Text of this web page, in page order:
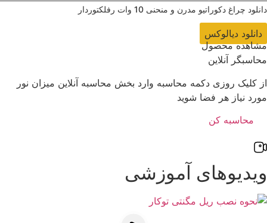
دانلود ‌چراغ دکوراتیو مدرن و منحنی 10 وات رفلکتوردار
دانلود دیالوکس
مشاهده محصول
محاسبگر آنلاین
از کلیک روزی دکمه محاسبه وارد بخش محاسبه آنلاین میزان نور
مورد نیاز هر فضا شوید
محاسبه کن
ویدیوهای آموزشی